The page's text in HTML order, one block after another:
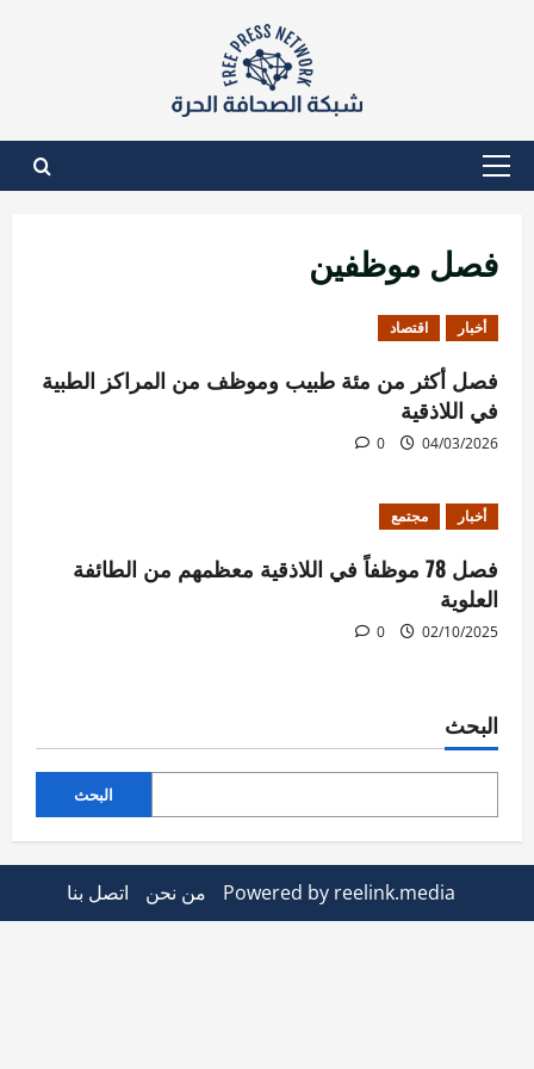
القائمة
فصل موظفين
أخبار اقتصاد
فصل أكثر من مئة طبيب وموظف من المراكز الطبية
في اللاذقية
04/03/2026
0
أخبار مجتمع
فصل 78 موظفاً في اللاذقية معظمهم من الطائفة
العلوية
02/10/2025
0
البحث
البحث
Powered by reelink.media من نحن اتصل بنا